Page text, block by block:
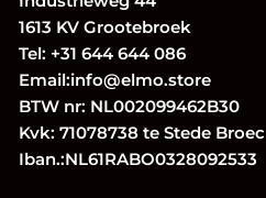
1613 KV Grootebroek
Tel: +31 644 644 086
Email:info@elmo.store
BTW nr: NL002099462B30
Kvk: 71078738 te Stede Broec
Iban.:NL61RABO0328092533